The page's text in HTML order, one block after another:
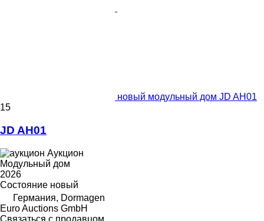
новый модульный дом JD AH01
15
JD AH01
Аукцион
Модульный дом
2026
Состояние новый
Германия, Dormagen
Euro Auctions GmbH
Связаться с продавцом